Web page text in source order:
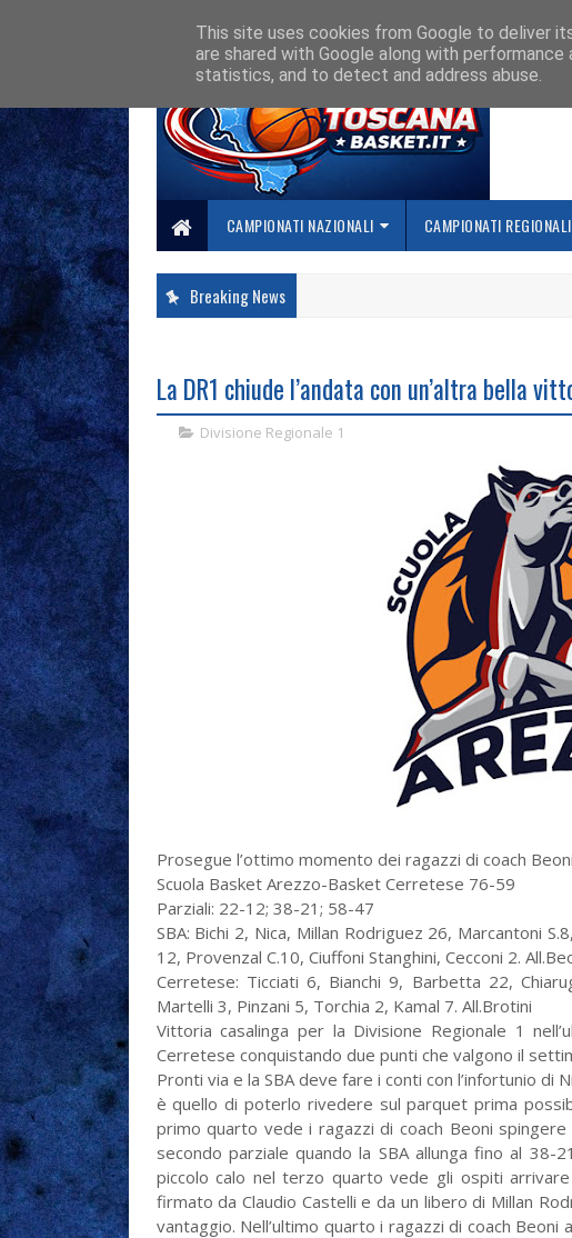
CAMPIONATI NAZIONALI CAMPIONATI REGIONALI
Breaking News
La DR1 chiude l’andata con un’altra bella
Divisione Regionale 1
Prosegue l’ottimo momento dei ragazzi di coach
Scuola Basket Arezzo-Basket Cerretese 76-59
Parziali: 22-12; 38-21; 58-47
SBA: Bichi 2, Nica, Millan Rodriguez 26, Marcantoni
12, Provenzal C.10, Ciuffoni Stanghini, Cecconi 2.
Cerretese: Ticciati 6, Bianchi 9, Barbetta 22,
Martelli 3, Pinzani 5, Torchia 2, Kamal 7. All.Brotini
Vittoria casalinga per la Divisione Regionale 1
Cerretese conquistando due punti che valgono il
Pronti via e la SBA deve fare i conti con l’infortunio di
è quello di poterlo rivedere sul parquet prima
primo quarto vede i ragazzi di coach Beoni
secondo parziale quando la SBA allunga fino al 38-
piccolo calo nel terzo quarto vede gli ospiti
firmato da Claudio Castelli e da un libero di Millan
vantaggio. Nell’ultimo quarto i ragazzi di coach
This site uses cookies from Google to deliver
are shared with Google along with
statistics, and to detect and address abuse.